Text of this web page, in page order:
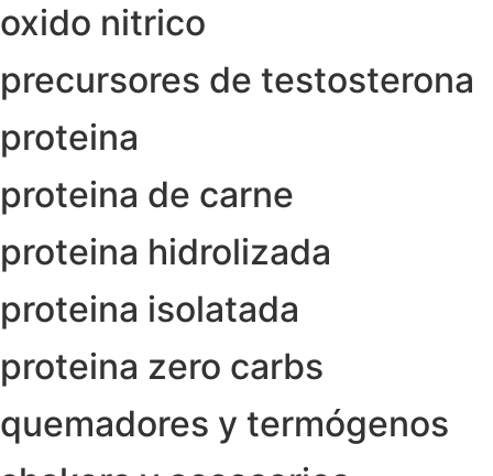
oxido nitrico
precursores de testosterona
proteina
proteina de carne
proteina hidrolizada
proteina isolatada
proteina zero carbs
quemadores y termógenos